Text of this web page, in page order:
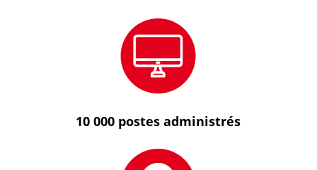
10 000 postes administrés